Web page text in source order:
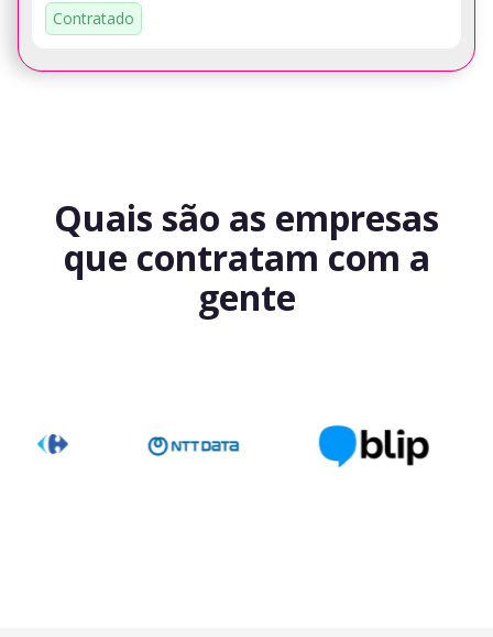
Contratado
Quais são as empresas
que contratam com a
gente